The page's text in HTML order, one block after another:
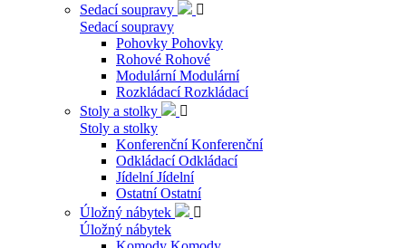
Sedací soupravy

Sedací soupravy
Pohovky Pohovky
Rohové Rohové
Modulární Modulární
Rozkládací Rozkládací
Stoly a stolky

Stoly a stolky
Konferenční Konferenční
Odkládací Odkládací
Jídelní Jídelní
Ostatní Ostatní
Úložný nábytek

Úložný nábytek